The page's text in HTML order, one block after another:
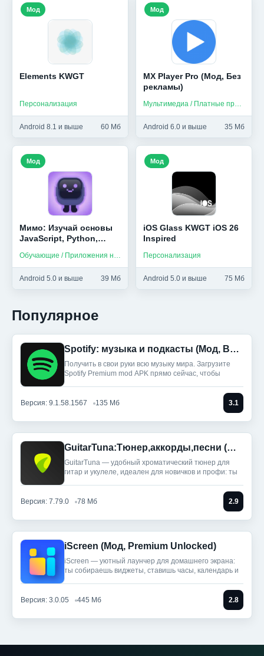
Elements KWGT
Персонализация
Android 8.1 и выше 60 Мб
Мод
MX Player Pro (Мод, Без
рекламы)
Мультимедиа / Платные приложения
Android 6.0 и выше 35 Мб
Мод
Мимо: Изучай основы
JavaScript, Python,
Unlocked)
Обучающие / Приложения на русском
Android 5.0 и выше 39 Мб
Мод
iOS Glass KWGT iOS 26
Inspired
Персонализация
Android 5.0 и выше 75 Мб
Мод
Популярное
Spotify: музыка и подкасты (Мод, Всё разблокировано)
Получить в свои руки всю музыку мира. Загрузите
Spotify Premium mod APK прямо сейчас, чтобы
Версия: 9.1.58.1567 135 Мб 3.1
GuitarTuna:Тюнер,аккорды,песни (Мод, Premium Unlocked)
GuitarTuna — удобный хроматический тюнер для
гитар и укулеле, идеален для новичков и профи: ты
Версия: 7.79.0 78 Мб 2.9
iScreen (Мод, Premium Unlocked)
iScreen — уютный лаунчер для домашнего экрана:
ты собираешь виджеты, ставишь часы, календарь и
Версия: 3.0.05 445 Мб 2.8